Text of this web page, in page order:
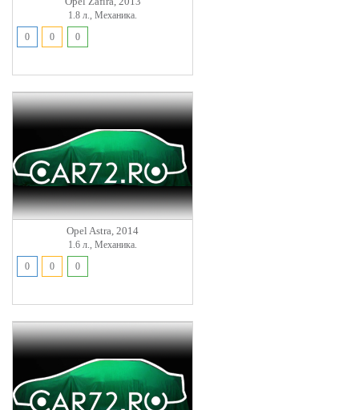
1.8 л., Механика.
0
0 0
Opel Astra, 2014
1.6 л., Механика.
0
0 0